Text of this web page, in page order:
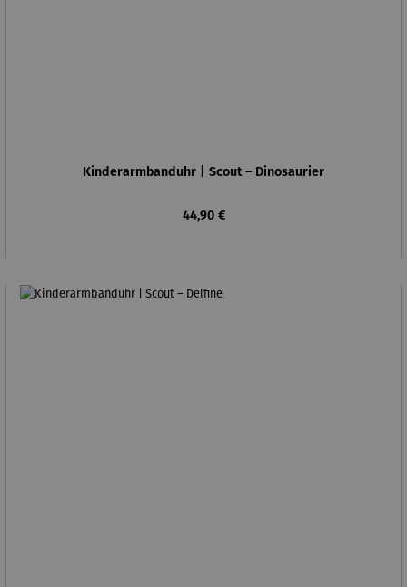
Kinderarmbanduhr | Scout – Dinosaurier
Regulärer Preis:
44,90 €